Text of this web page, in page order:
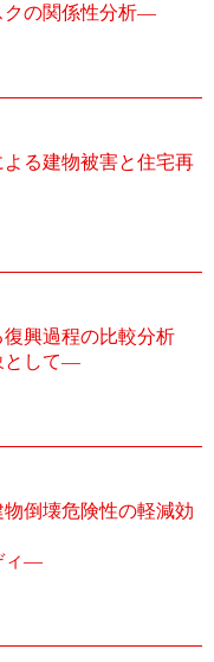
クの関係性分析―
る建物被害と住宅再
興過程の比較分析
として―
倒壊危険性の軽減効
ィ―